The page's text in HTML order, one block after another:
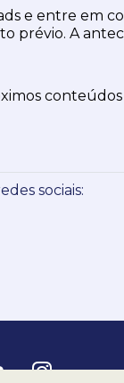
e entre em
prévio. A
sociais: